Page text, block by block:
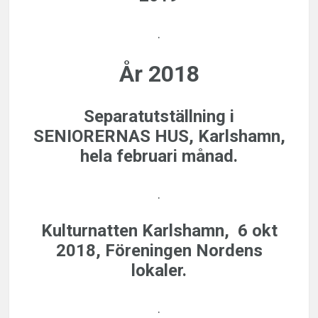
.
År 2018
Separatutställning i
SENIORERNAS HUS, Karlshamn,
hela februari månad.
.
Kulturnatten Karlshamn, 6 okt
2018, Föreningen Nordens
lokaler.
.